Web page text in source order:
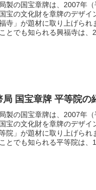
製の国宝章牌は、2007年
宝の文化財を章牌のデザイ
寺」が題材に取り上げら
とでも知られる興福寺は、
局 国宝章牌 平等院の
製の国宝章牌は、2007年
宝の文化財を章牌のデザイ
院」が題材に取り上げら
とでも知られる平等院は、